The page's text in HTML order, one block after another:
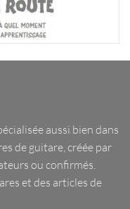
aussi bien dans
de guitare , créée par
ou confirmés.
et des articles de